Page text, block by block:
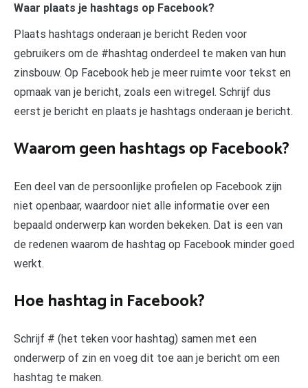
Waar plaats je hashtags op Facebook?
Plaats hashtags onderaan je bericht Reden voor
gebruikers om de #hashtag onderdeel te maken van hun
zinsbouw. Op Facebook heb je meer ruimte voor tekst en
opmaak van je bericht, zoals een witregel. Schrijf dus
eerst je bericht en plaats je hashtags onderaan je bericht.
Waarom geen hashtags op Facebook?
Een deel van de persoonlijke profielen op Facebook zijn
niet openbaar, waardoor niet alle informatie over een
bepaald onderwerp kan worden bekeken. Dat is een van
de redenen waarom de hashtag op Facebook minder goed
werkt.
Hoe hashtag in Facebook?
Schrijf # (het teken voor hashtag) samen met een
onderwerp of zin en voeg dit toe aan je bericht om een
hashtag te maken.